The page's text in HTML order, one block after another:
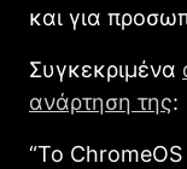
και για
Συγκεκριμένα
ανάρτηση της:
“Το ChromeOS